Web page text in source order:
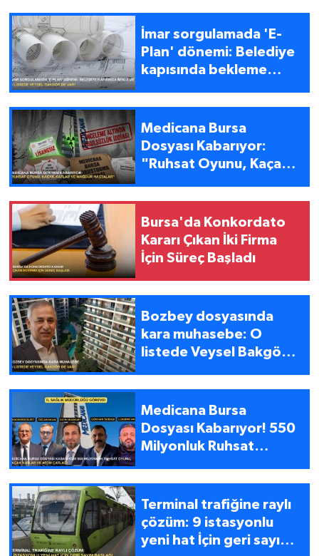
İmar sorgulamada 'E-
Plan' dönemi: Belediye
kapısında bekleme
Medicana Bursa
Dosyası Kabarıyor:
"Ruhsat Oyunu, Kaçak
Hastalar"
Bursa'da Konkordato
Kararı Çıkan İki Firma
İçin Süreç Başladı
Bozbey dosyasında
kara muhasebe: O
listede Veysel Bakgör
Medicana Bursa
Dosyası Kabarıyor! 550
Milyonluk Ruhsat
Atom Çatlağı
Terminal trafiğine raylı
çözüm: 9 istasyonlu
yeni hat İçin geri sayım